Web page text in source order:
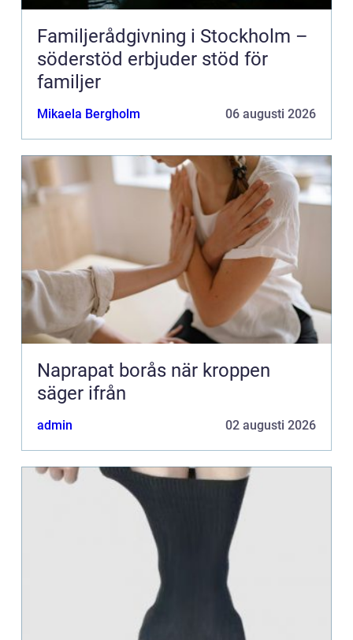
Familjerådgivning i Stockholm –
söderstöd erbjuder stöd för
familjer
Mikaela Bergholm 06 augusti 2026
Naprapat borås när kroppen
säger ifrån
admin 02 augusti 2026